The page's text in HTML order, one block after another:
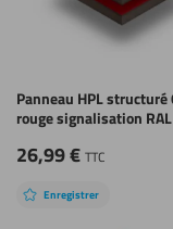
Panneau HPL structuré
rouge signalisation
26,99€ TTC
Enregistrer